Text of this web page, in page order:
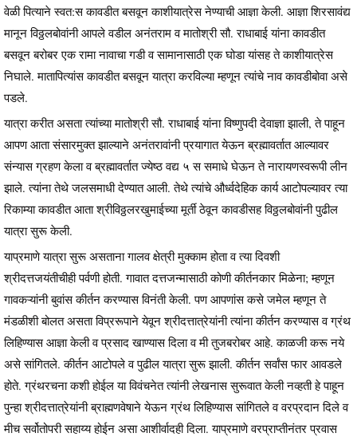
वेळी पित्याने स्वत:स कावडीत बसवून काशीयात्रेस नेण्याची आज्ञा केली. आज्ञा शिरसावंद्य
मानून विठ्ठलबोवांनी आपले वडील अनंतराम व मातोश्री सौ. राधाबाई यांना कावडीत
बसवून बरोबर एक रामा नावाचा गडी व सामानासाठी एक घोडा यांसह ते काशीयात्रेस
निघाले. मातापित्यांस कावडीत बसवून यात्रा करविल्या म्हणून त्यांचे नाव कावडीबोवा असे
पडले.
यात्रा करीत असता त्यांच्या मातोश्री सौ. राधाबाई यांना विष्णुपदी देवाज्ञा झाली, ते पाहून
आपण आता संसारमुक्त झाल्याने अनंतरावांनी प्रयागात येऊन ब्रह्मावर्तात आल्यावर
संन्यास ग्रहण केला व ब्रह्मावर्तात ज्येष्ठ वद्य ५ स समाधे घेऊन ते नारायणस्वरूपी लीन
झाले. त्यांना तेथे जलसमाधी देण्यात आली. तेथे त्यांचे और्ध्वदेहिक कार्य आटोपल्यावर त्या
रिकाम्या कावडीत आता श्रीविठ्ठलरखुमाईच्या मूर्ती ठेवून कावडीसह विठ्ठलबोवांनी पुढील
यात्रा सुरू केली.
याप्रमाणे यात्रा सुरू असताना गालव क्षेत्री मुक्काम होता व त्या दिवशी
श्रीदत्तजयंतीचीही पर्वणी होती. गावात दत्तजन्मासाठी कोणी कीर्तनकार मिळेना; म्हणून
गावकऱ्यांनी बुवांस कीर्तन करण्यास विनंती केली. पण आपणांस कसे जमेल म्हणून ते
मंडळीशी बोलत असता विप्ररूपाने येवून श्रीदत्तात्रेयांनी त्यांना कीर्तन करण्यास व ग्रंथ
लिहिण्यास आज्ञा केली व प्रसाद खाण्यास दिला व मी तुजबरोबर आहे. काळजी करू नये
असे सांगितले. कीर्तन आटोपले व पुढील यात्रा सुरू झाली. कीर्तन सर्वांस फार आवडले
होते. ग्रंथरचना कशी होईल या विवंचनेत त्यांनी लेखनास सुरूवात केली नव्हती हे पाहून
पुन्हा श्रीदत्तात्रेयांनी ब्राह्मणवेषाने येऊन ग्रंथ लिहिण्यास सांगितले व वरप्रदान दिले व
मीच सर्वोतोपरी सहाय्य होईन असा आशीर्वादही दिला. याप्रमाणे वरप्राप्तीनंतर प्रवास